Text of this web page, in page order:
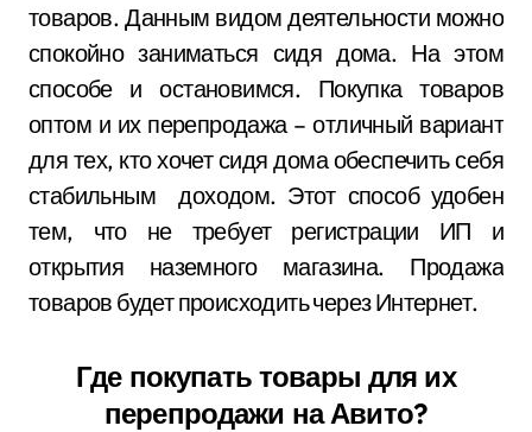
товаров. Данным видом деятельности можно
спокойно заниматься сидя дома. На этом
способе и остановимся. Покупка товаров
оптом и их перепродажа – отличный вариант
для тех, кто хочет сидя дома обеспечить себя
стабильным доходом. Этот способ удобен
тем, что не требует регистрации ИП и
открытия наземного магазина. Продажа
товаров будет происходить через Интернет.
Где покупать товары для их
перепродажи на Авито?